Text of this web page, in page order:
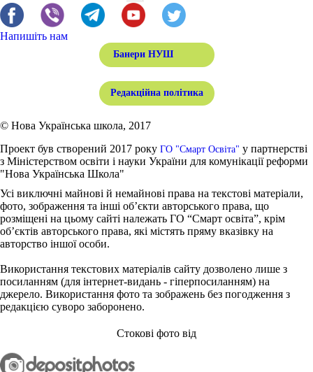
Напишіть нам
Банери НУШ
Редакційна політика
© Нова Українська школа, 2017
Проект був створений 2017 року ГО "Смарт Освіта" у партнерстві
з Міністерством освіти і науки України для комунікації реформи
"Нова Українська Школа"
Усі виключні майнові й немайнові права на текстові матеріали,
фото, зображення та інші об’єкти авторського права, що
розміщені на цьому сайті належать ГО “Смарт освіта”, крім
об’єктів авторського права, які містять пряму вказівку на
авторство іншої особи.
Використання текстових матеріалів сайту дозволено лише з
посиланням (для інтернет-видань - гіперпосиланням) на
джерело. Використання фото та зображень без погодження з
редакцією суворо заборонено.
Стокові фото від